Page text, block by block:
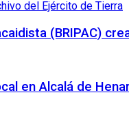
(BRIPAC)
en Alcalá de